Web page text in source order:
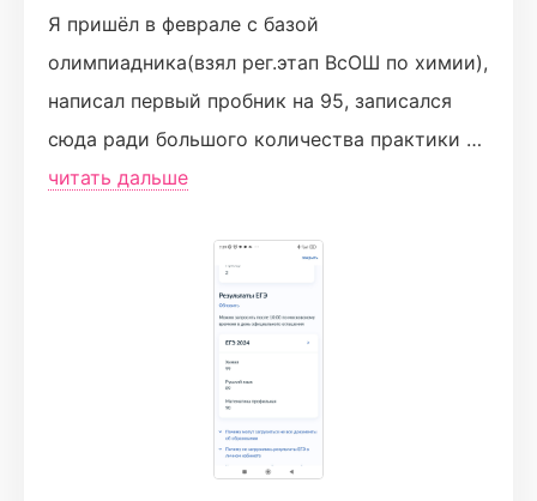
Я пришёл в феврале с базой
олимпиадника(взял рег.этап ВсОШ по химии),
написал первый пробник на 95, записался
сюда ради большого количества практики и
отработки всех различных конструкций
Выражаю огромную благодарность турбо!!!
Очень понравились домашки по 2ой части,
курс и сайт сам по себе хорошо и
структурировано устроены, дают понять
тебе полную картину твоей готовности к егэ!
Лёше и его помощникам большое спасибо,
домашки и пробники проверяют в течение
читать дальше